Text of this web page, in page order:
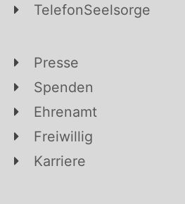
TelefonSeelsorge
Presse
Spenden
Ehrenamt
Freiwillig
Karriere